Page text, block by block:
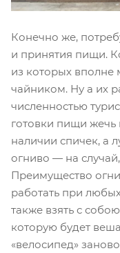
Конечно же,
и принятия пищи.
из которых вполне
чайником. Ну а их
численностью
готовки пищи жечь
наличии спичек, а
огниво — на
Преимущество
работать при
также взять с
которую будет
«велосипед»